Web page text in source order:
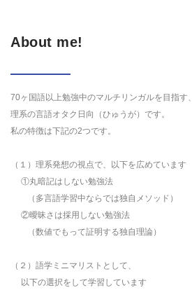
About me!
70ヶ国語以上勉強中のマルチリンガルを目指す、
理系の言語オタク日向（ひゅうが）です。
私の特徴は下記の2つです。
（１）理系発想の視点で、以下を広めています
①丸暗記はしない勉強法
（多言語学習中ならでは独自メソッド）
②曖昧さは採用しない勉強法
（数値でもって証明する独自理論）
（２）語学ミニマリストとして、
以下の選択をして学習しています